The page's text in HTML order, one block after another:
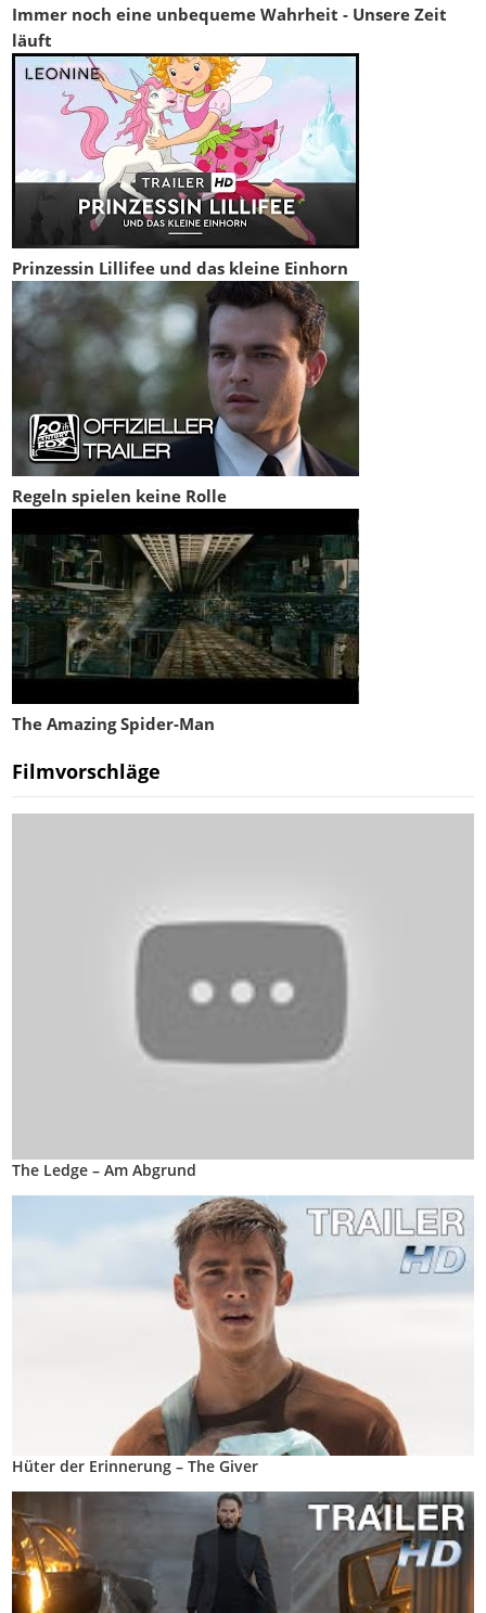
Immer noch eine unbequeme Wahrheit - Unsere Zeit
läuft
Prinzessin Lillifee und das kleine Einhorn
Regeln spielen keine Rolle
The Amazing Spider-Man
Filmvorschläge
The Ledge – Am Abgrund
Hüter der Erinnerung – The Giver